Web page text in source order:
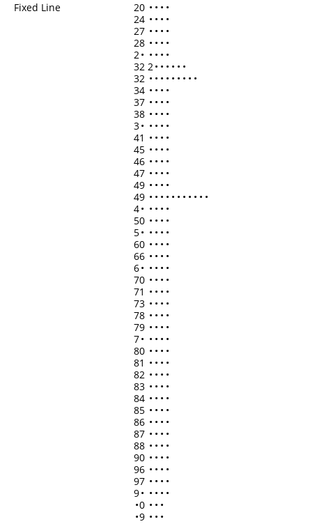
Fixed Line
20 • • • •
24 • • • •
27 • • • •
28 • • • •
2• • • • •
32 2• • • • • •
32 • • • • • • • • •
34 • • • •
37 • • • •
38 • • • •
3• • • • •
41 • • • •
45 • • • •
46 • • • •
47 • • • •
49 • • • •
49 • • • • • • • • • • •
4• • • • •
50 • • • •
5• • • • •
60 • • • •
66 • • • •
6• • • • •
70 • • • •
71 • • • •
73 • • • •
78 • • • •
79 • • • •
7• • • • •
80 • • • •
81 • • • •
82 • • • •
83 • • • •
84 • • • •
85 • • • •
86 • • • •
87 • • • •
88 • • • •
90 • • • •
96 • • • •
97 • • • •
9• • • • •
•0 • • •
•9 • • •